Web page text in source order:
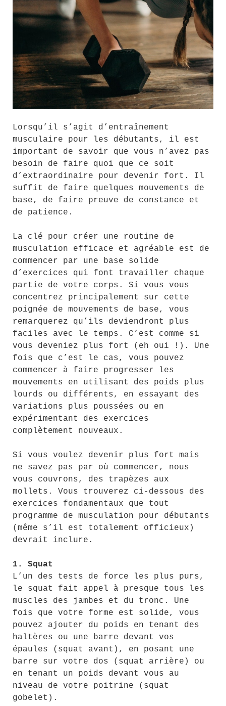
Lorsqu’il s’agit d’entraînement
musculaire pour les débutants, il est
important de savoir que vous n’avez pas
besoin de faire quoi que ce soit
d’extraordinaire pour devenir fort. Il
suffit de faire quelques mouvements de
base, de faire preuve de constance et
de patience.
La clé pour créer une routine de
musculation efficace et agréable est de
commencer par une base solide
d’exercices qui font travailler chaque
partie de votre corps. Si vous vous
concentrez principalement sur cette
poignée de mouvements de base, vous
remarquerez qu’ils deviendront plus
faciles avec le temps. C’est comme si
vous deveniez plus fort (eh oui !). Une
fois que c’est le cas, vous pouvez
commencer à faire progresser les
mouvements en utilisant des poids plus
lourds ou différents, en essayant des
variations plus poussées ou en
expérimentant des exercices
complètement nouveaux.
Si vous voulez devenir plus fort mais
ne savez pas par où commencer, nous
vous couvrons, des trapèzes aux
mollets. Vous trouverez ci-dessous des
exercices fondamentaux que tout
programme de musculation pour débutants
(même s’il est totalement officieux)
devrait inclure.
1. Squat
L’un des tests de force les plus purs,
le squat fait appel à presque tous les
muscles des jambes et du tronc. Une
fois que votre forme est solide, vous
pouvez ajouter du poids en tenant des
haltères ou une barre devant vos
épaules (squat avant), en posant une
barre sur votre dos (squat arrière) ou
en tenant un poids devant vous au
niveau de votre poitrine (squat
gobelet).